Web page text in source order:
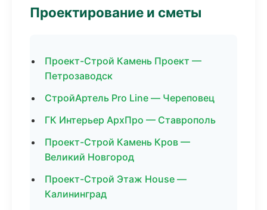
Проектирование и сметы
Проект-Строй Камень Проект —
Петрозаводск
СтройАртель Pro Line — Череповец
ГК Интерьер АрхПро — Ставрополь
Проект-Строй Камень Кров —
Великий Новгород
Проект-Строй Этаж House —
Калининград